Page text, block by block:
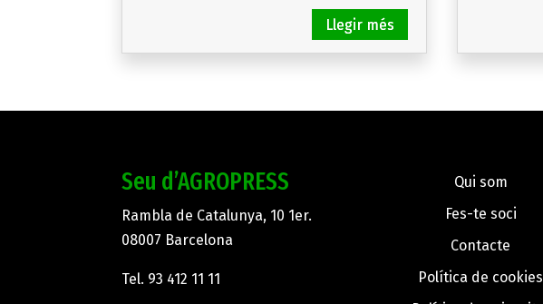
Seu d’AGROPRESS
Rambla de Catalunya, 10 1er.
08007 Barcelona
Tel. 93 412 11 11
Qui som
Fes-te soci
Contacte
Política de cookies